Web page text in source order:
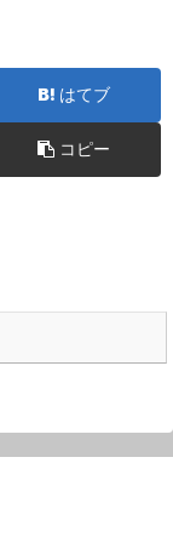
はてブ
コピー